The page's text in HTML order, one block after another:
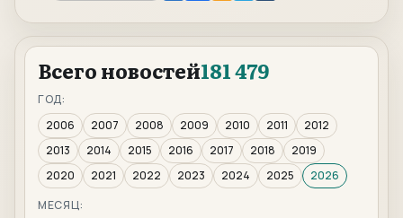
Всего новостей181 479
ГОД:
2006
2007 2008 2009 2010 2011
2012
2013
2014 2015 2016 2017 2018
2019
2020
2021 2022 2023 2024 2025
2026
МЕСЯЦ: